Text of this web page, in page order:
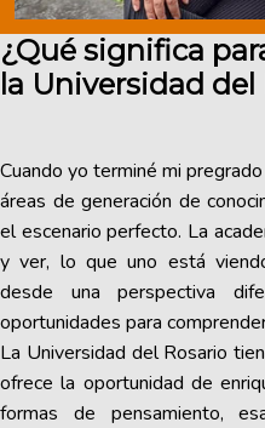
¿Qué significa
la Universidad del
Cuando yo terminé mi
áreas de generación de
el escenario perfecto. La
y ver, lo que uno está
desde una perspectiva
oportunidades para
La Universidad del Rosario
ofrece la oportunidad de
formas de pensamiento,